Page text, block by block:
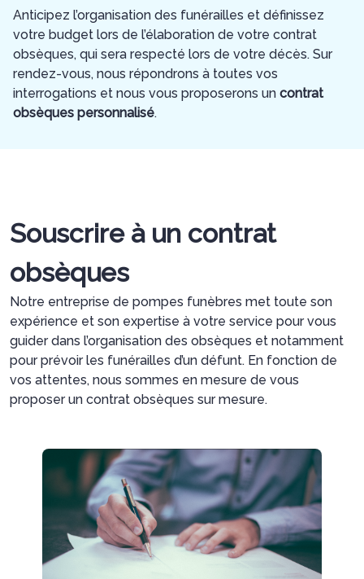
Anticipez l’organisation des funérailles et définissez
votre budget lors de l’élaboration de votre contrat
obsèques, qui sera respecté lors de votre décès. Sur
rendez-vous, nous répondrons à toutes vos
interrogations et nous vous proposerons un contrat
obsèques personnalisé.
Souscrire à un contrat
obsèques
Notre entreprise de pompes funèbres met toute son
expérience et son expertise à votre service pour vous
guider dans l’organisation des obsèques et notamment
pour prévoir les funérailles d’un défunt. En fonction de
vos attentes, nous sommes en mesure de vous
proposer un contrat obsèques sur mesure.